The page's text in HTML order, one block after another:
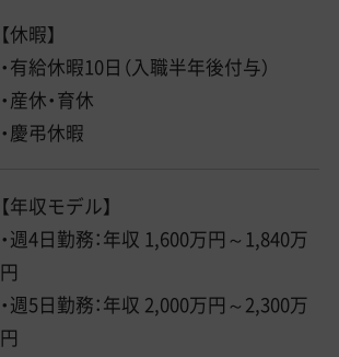
【休暇】
・有給休暇10日（入職半年後付与）
・産休・育休
・慶弔休暇
【年収モデル】
・週4日勤務：年収 1,600万円～1,840万
円
・週5日勤務：年収 2,000万円～2,300万
円